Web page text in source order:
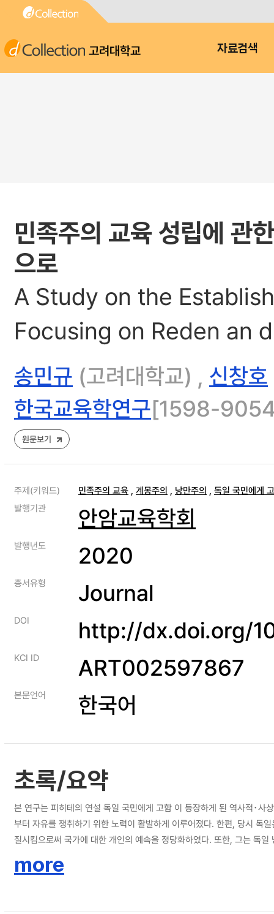
고려대학교 자료검색
민족주의 교육 성립에 관
으로
A Study on the
Focusing on Reden an
송민규 (고려대학교) , 신창호
한국교육학연구[1598-
원문보기
주제(키워드) 민족주의 교육 , 계몽주의 , 낭만주의 , 독일 국민에게
발행기관
안암교육학회
발행년도 2020
총서유형 Journal
DOI http://dx.doi.org/
KCI ID ART002597867
본문언어 한국어
초록/요약
본 연구는 피히테의 연설 독일 국민에게 고함 이 등장하게 된 역사적･사상적 배경을 분석하고, 이로부터 독일에서의 민족주의 교육이 나타나는 과정을 살펴보는 것을 목적으로 한다. 17 18세기 유럽에서는 계몽주의 사상을 바탕으로 권위로
부터 자유를 쟁취하기 위한 노력이 활발하게 이루어졌다. 한편, 당시 독
질시킴으로써 국가에 대한 개인의 예속을 정당화하였다. 또한, 그는 독
가야 할 방향에 대한 반성의 계기가 될 수 있을 것이다.
more